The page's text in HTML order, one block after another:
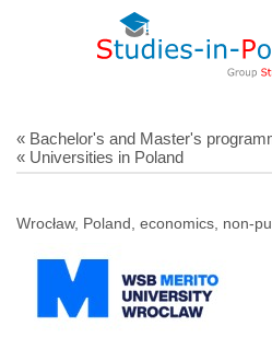
« Bachelor's and Master's
« Universities in Poland
Wrocław, Poland, economics, non-